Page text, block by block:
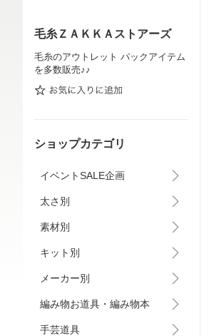
毛糸ＺＡＫＫＡストアーズ
毛糸のアウトレット パックアイテム
を多数販売♪♪
ショップカテゴリ
イベントSALE企画
太さ別
素材別
キット別
メーカー別
編み物お道具・編み物本
手芸道具